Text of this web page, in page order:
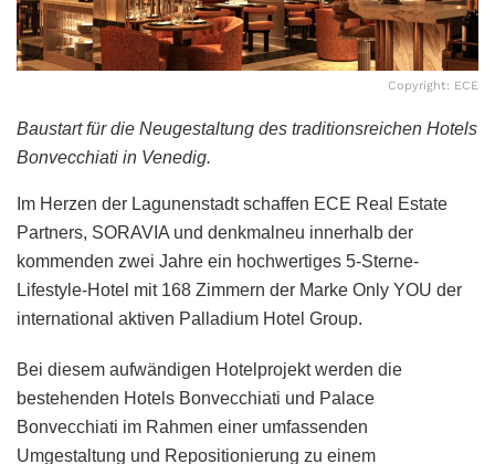
Copyright: ECE
Baustart für die Neugestaltung des traditionsreichen Hotels
Bonvecchiati in Venedig.
Im Herzen der Lagunenstadt schaffen ECE Real Estate
Partners, SORAVIA und denkmalneu innerhalb der
kommenden zwei Jahre ein hochwertiges 5-Sterne-
Lifestyle-Hotel mit 168 Zimmern der Marke Only YOU der
international aktiven Palladium Hotel Group.
Bei diesem aufwändigen Hotelprojekt werden die
bestehenden Hotels Bonvecchiati und Palace
Bonvecchiati im Rahmen einer umfassenden
Umgestaltung und Repositionierung zu einem